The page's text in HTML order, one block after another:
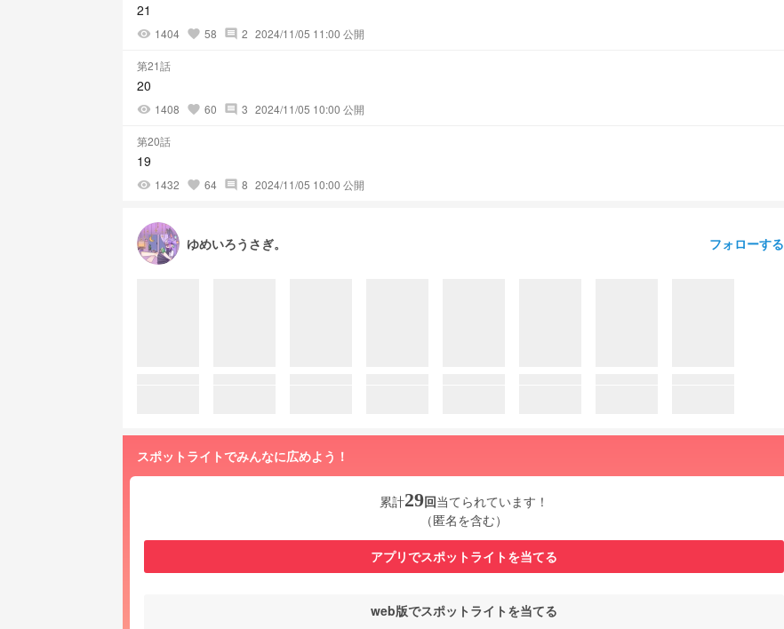
21
visibility 1404 favorite 58 comment 2 2024/11/05 11:00 公開
第21話
20
visibility 1408 favorite 60 comment 3 2024/11/05 10:00 公開
第20話
19
visibility 1432 favorite 64 comment 8 2024/11/05 10:00 公開
ゆめいろうさぎ。 フォローする
スポットライトでみんなに広めよう！
累計29回当てられています！
（匿名を含む）
アプリでスポットライトを当てる
web版でスポットライトを当てる